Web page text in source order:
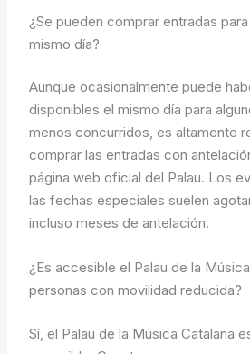
¿Se pueden comprar entradas
mismo día?
Aunque ocasionalmente puede
disponibles el mismo día para
menos concurridos, es altamente
comprar las entradas con
página web oficial del Palau. Los
las fechas especiales suelen
incluso meses de antelación.
¿Es accesible el Palau de la
personas con movilidad reducida?
Sí, el Palau de la Música Catalana